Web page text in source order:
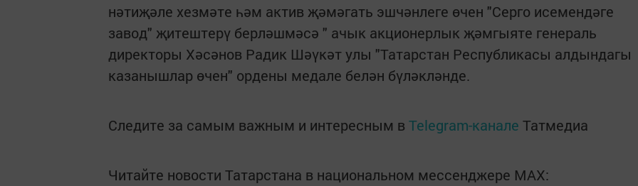
нәтиҗәле хезмәте һәм актив җәмәгать эшчәнлеге өчен "Серго исемендәге
завод" җитештерү берләшмәсә " ачык акционерлык җәмгыяте генераль
директоры Хәсәнов Радик Шәүкәт улы "Татарстан Республикасы алдындагы
казанышлар өчен" ордены медале белән бүләкләнде.
Следите за самым важным и интересным в Telegram-канале Татмедиа
Читайте новости Татарстана в национальном мессенджере MАХ: